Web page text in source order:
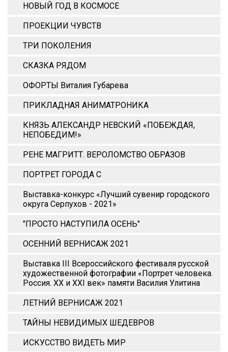
НОВЫЙ ГОД В КОСМОСЕ
ПРОЕКЦИИ ЧУВСТВ
ТРИ ПОКОЛЕНИЯ
СКАЗКА РЯДОМ
ОФОРТЫ Виталия Губарева
ПРИКЛАДНАЯ АНИМАТРОНИКА
КНЯЗЬ АЛЕКСАНДР НЕВСКИЙ «ПОБЕЖДАЯ,
НЕПОБЕДИМ!»
РЕНЕ МАГРИТТ. ВЕРОЛОМСТВО ОБРАЗОВ
ПОРТРЕТ ГОРОДА С
Выставка-конкурс «Лучший сувенир городского
округа Серпухов - 2021»
"ПРОСТО НАСТУПИЛА ОСЕНЬ"
ОСЕННИЙ ВЕРНИСАЖ 2021
Выставка III Всероссийского фестиваля русской
художественной фотографии «Портрет человека.
Россия. XX и XХI век» памяти Василия Улитина
ЛЕТНИЙ ВЕРНИСАЖ 2021
ТАЙНЫ НЕВИДИМЫХ ШЕДЕВРОВ
ИСКУССТВО ВИДЕТЬ МИР